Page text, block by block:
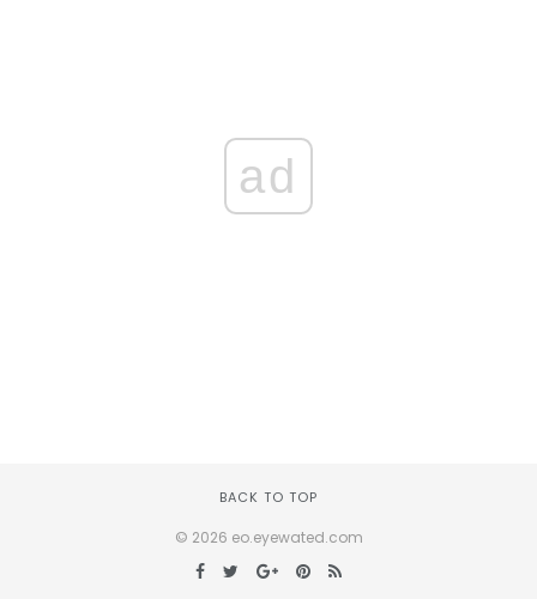
ad
BACK TO TOP
© 2026 eo.eyewated.com